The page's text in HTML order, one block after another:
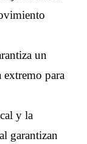
un
extremo para
y la
garantizan